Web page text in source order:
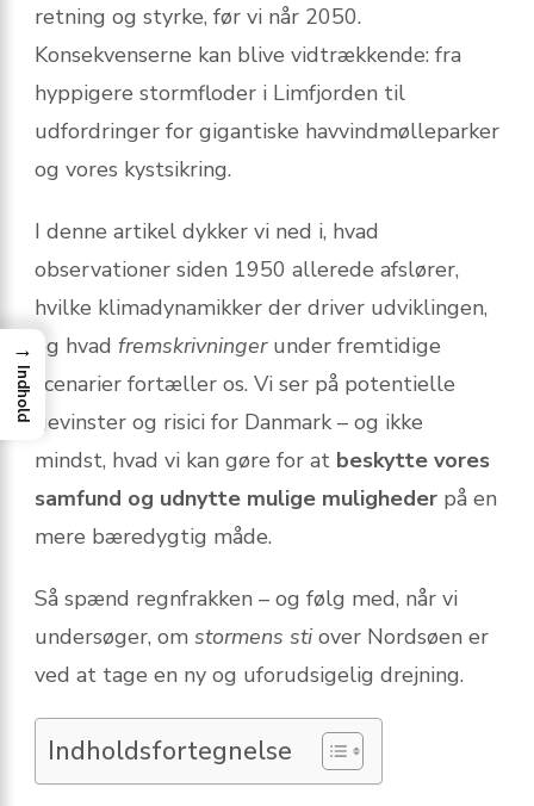
retning og styrke, før vi når 2050.
Konsekvenserne kan blive vidtrækkende: fra
hyppigere stormfloder i Limfjorden til
udfordringer for gigantiske havvindmølleparker
og vores kystsikring.
I denne artikel dykker vi ned i, hvad
observationer siden 1950 allerede afslører,
hvilke klimadynamikker der driver udviklingen,
og hvad fremskrivningerunder fremtidige
scenarier fortæller os. Vi ser på potentielle
gevinster og risici for Danmark – og ikke
mindst, hvad vi kan gøre for at beskytte vores
samfund og udnytte mulige muligheder på en
mere bæredygtig måde.
Så spænd regnfrakken – og følg med, når vi
undersøger, om stormens stiover Nordsøen er
ved at tage en ny og uforudsigelig drejning.
Indholdsfortegnelse
→
Indhold